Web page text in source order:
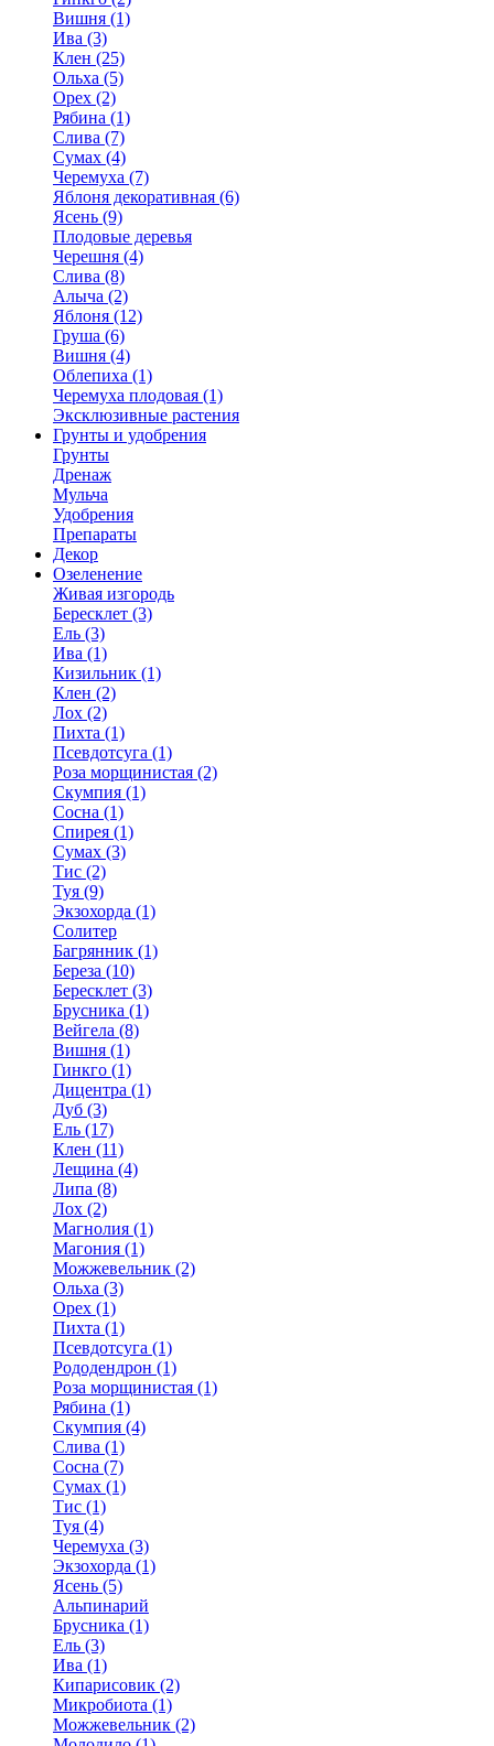
Вишня (1)
Ива (3)
Клен (25)
Ольха (5)
Орех (2)
Рябина (1)
Слива (7)
Сумах (4)
Черемуха (7)
Яблоня декоративная (6)
Ясень (9)
Плодовые деревья
Черешня (4)
Слива (8)
Алыча (2)
Яблоня (12)
Груша (6)
Вишня (4)
Облепиха (1)
Черемуха плодовая (1)
Эксклюзивные растения
Грунты и удобрения
Грунты
Дренаж
Мульча
Удобрения
Препараты
Декор
Озеленение
Живая изгородь
Бересклет (3)
Ель (3)
Ива (1)
Кизильник (1)
Клен (2)
Лох (2)
Пихта (1)
Псевдотсуга (1)
Роза морщинистая (2)
Скумпия (1)
Сосна (1)
Спирея (1)
Сумах (3)
Тис (2)
Туя (9)
Экзохорда (1)
Солитер
Багрянник (1)
Береза (10)
Бересклет (3)
Брусника (1)
Вейгела (8)
Вишня (1)
Гинкго (1)
Дицентра (1)
Дуб (3)
Ель (17)
Клен (11)
Лещина (4)
Липа (8)
Лох (2)
Магнолия (1)
Магония (1)
Можжевельник (2)
Ольха (3)
Орех (1)
Пихта (1)
Псевдотсуга (1)
Рододендрон (1)
Роза морщинистая (1)
Рябина (1)
Скумпия (4)
Слива (1)
Сосна (7)
Сумах (1)
Тис (1)
Туя (4)
Черемуха (3)
Экзохорда (1)
Ясень (5)
Альпинарий
Брусника (1)
Ель (3)
Ива (1)
Кипарисовик (2)
Микробиота (1)
Можжевельник (2)